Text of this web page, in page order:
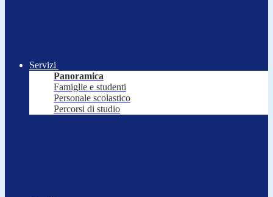
Servizi
Panoramica
Famiglie e studenti
Personale scolastico
Percorsi di studio